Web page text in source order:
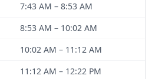
7:43 AM – 8:53 AM
8:53 AM – 10:02 AM
10:02 AM – 11:12 AM
11:12 AM – 12:22 PM